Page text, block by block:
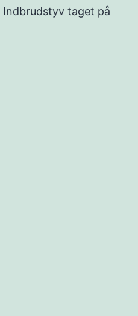
Indbrudstyv taget på